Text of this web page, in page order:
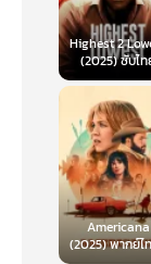
Highest 2
(2025) ซับไ
Americana
(2025) พากย์ไ